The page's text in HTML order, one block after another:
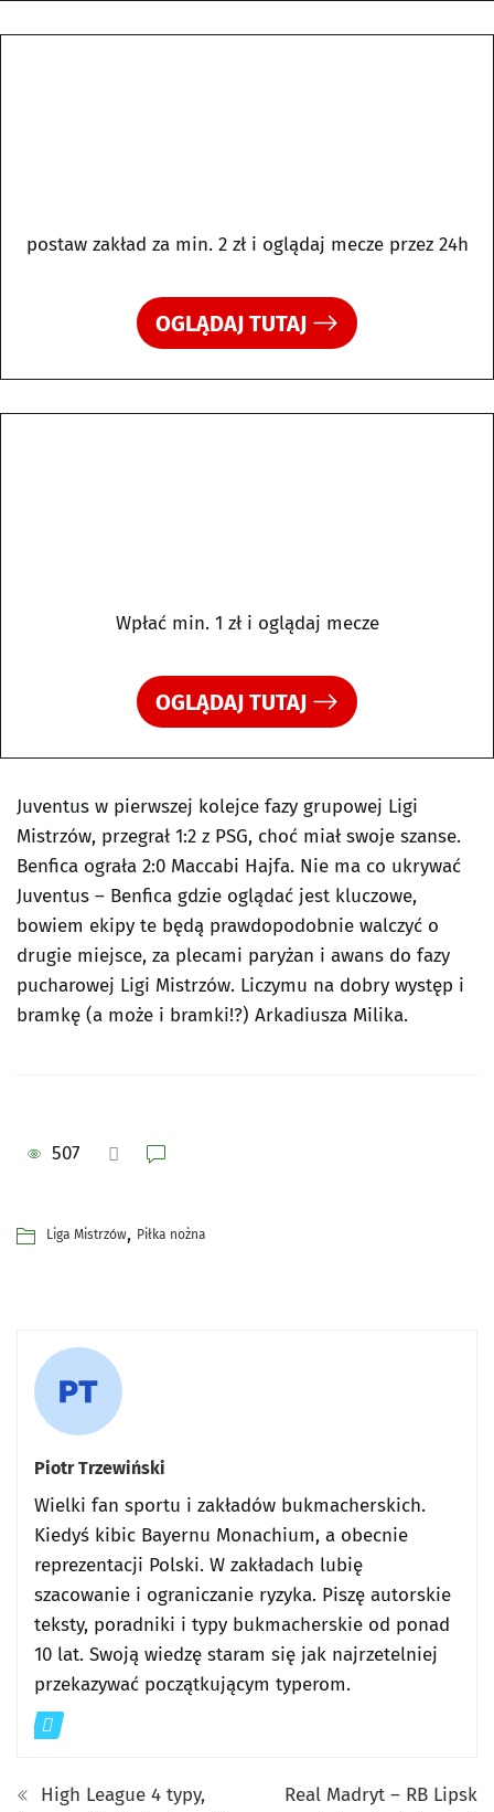
postaw zakład za min. 2 zł i oglądaj mecze przez 24h
OGLĄDAJ TUTAJ
Wpłać min. 1 zł i oglądaj mecze
OGLĄDAJ TUTAJ
Juventus w pierwszej kolejce fazy grupowej Ligi
Mistrzów, przegrał 1:2 z PSG, choć miał swoje szanse.
Benfica ograła 2:0 Maccabi Hajfa. Nie ma co ukrywać
Juventus – Benfica gdzie oglądać jest kluczowe,
bowiem ekipy te będą prawdopodobnie walczyć o
drugie miejsce, za plecami paryżan i awans do fazy
pucharowej Ligi Mistrzów. Liczymu na dobry występ i
bramkę (a może i bramki!?) Arkadiusza Milika.
507
Liga Mistrzów, Piłka nożna
Piotr Trzewiński
Wielki fan sportu i zakładów bukmacherskich.
Kiedyś kibic Bayernu Monachium, a obecnie
reprezentacji Polski. W zakładach lubię
szacowanie i ograniczanie ryzyka. Piszę autorskie
teksty, poradniki i typy bukmacherskie od ponad
10 lat. Swoją wiedzę staram się jak najrzetelniej
przekazywać początkującym typerom.
High League 4 typy,
Real Madryt – RB Lipsk